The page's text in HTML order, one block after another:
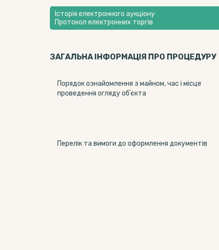
Історія електронного аукціону
Протокол електронних торгів
ЗАГАЛЬНА ІНФОРМАЦІЯ ПРО ПРОЦЕДУРУ
Порядок ознайомлення з майном, час і місце
проведення огляду обʼєкта
Перелік та вимоги до оформлення документів